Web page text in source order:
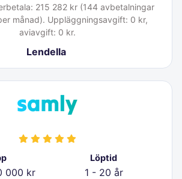
215 282 kr (144 avbetalningar
månad). Uppläggningsavgift: 0 kr,
aviavgift: 0 kr.
Lendella
000 kr
Löptid
1 - 20 år